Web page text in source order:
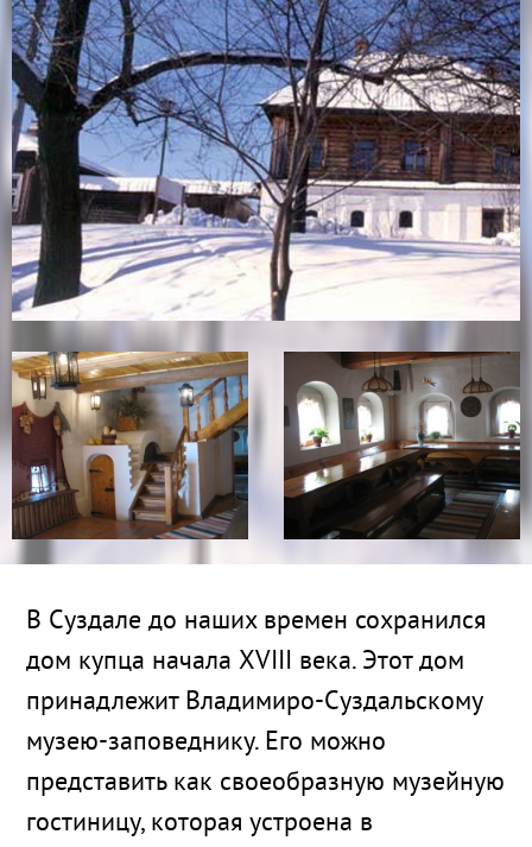
В Суздале до наших времен сохранился
дом купца начала XVIII века. Этот дом
принадлежит Владимиро-Суздальскому
музею-заповеднику. Его можно
представить как своеобразную музейную
гостиницу, которая устроена в